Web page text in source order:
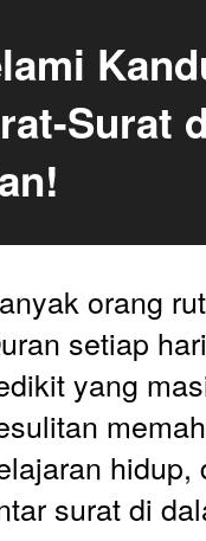
Surat
orang
setiap
yang
hidup,
surat di